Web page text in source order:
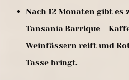
Nach 12 Monaten gibt es
Tansania Barrique –
Weinfässern reift und
Tasse bringt.